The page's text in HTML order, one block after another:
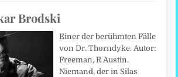
Brodski
Einer der berühmten Fälle
von Dr. Thorndyke. Autor:
Freeman, R Austin.
Niemand, der in Silas